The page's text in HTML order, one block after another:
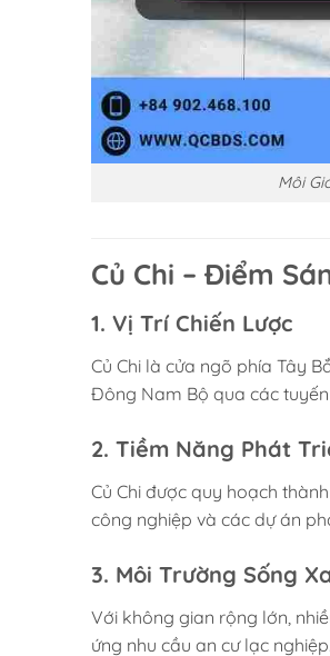
Môi
Củ Chi – Điểm
1. Vị Trí Chiến Lược
Củ Chi là cửa ngõ phía Tây
Đông Nam Bộ qua các tuyến
2. Tiềm Năng Phát
Củ Chi được quy hoạch
công nghiệp và các dự án
3. Môi Trường Sống
Với không gian rộng lớn,
ứng nhu cầu an cư lạc nghiệp.